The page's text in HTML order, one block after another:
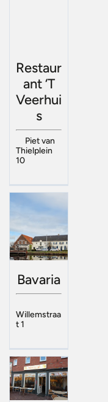
Restaur
ant ‘T
Veerhui
s
Piet van
Thielplein
10
Bavaria
Willemstraa
t 1